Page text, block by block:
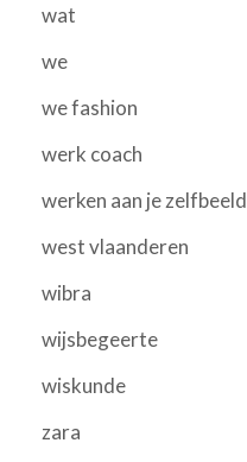
wat
we
we fashion
werk coach
werken aan je zelfbeeld
west vlaanderen
wibra
wijsbegeerte
wiskunde
zara